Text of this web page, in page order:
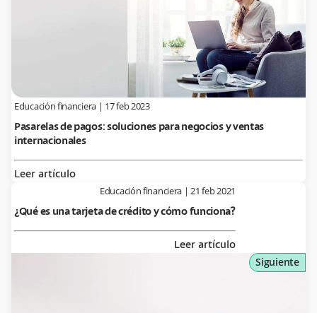
Educación financiera | 17 feb 2023
Pasarelas de pagos: soluciones para negocios y ventas
internacionales
Leer artículo
Siguiente
Educación financiera |21 feb 2021
¿Qué es una tarjeta de crédito y cómo funciona?
Leer artículo